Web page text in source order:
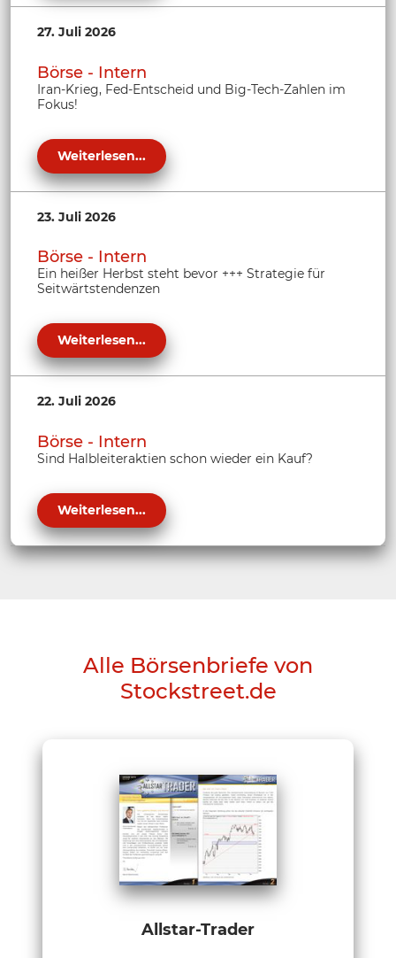
27. Juli 2026
Börse - Intern
Iran-Krieg, Fed-Entscheid und Big-Tech-Zahlen im
Fokus!
Weiterlesen...
23. Juli 2026
Börse - Intern
Ein heißer Herbst steht bevor +++ Strategie für
Seitwärtstendenzen
Weiterlesen...
22. Juli 2026
Börse - Intern
Sind Halbleiteraktien schon wieder ein Kauf?
Weiterlesen...
Alle Börsenbriefe von
Stockstreet.de
Allstar-Trader